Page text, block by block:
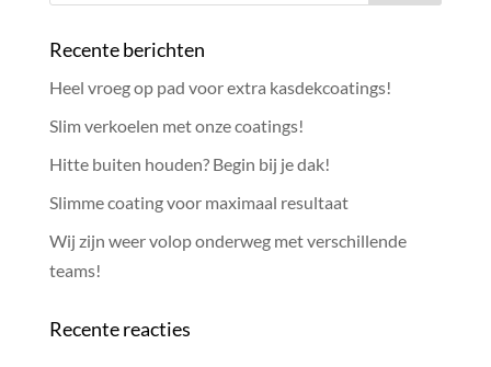
Recente berichten
Heel vroeg op pad voor extra kasdekcoatings!
Slim verkoelen met onze coatings!
Hitte buiten houden? Begin bij je dak!
Slimme coating voor maximaal resultaat
Wij zijn weer volop onderweg met verschillende
teams!
Recente reacties